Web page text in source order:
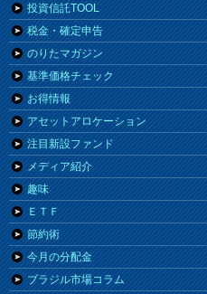
投資信託TOOL
税金・確定申告
のりたマガジン
基準価格チェック
お得情報
アセットアロケーション
注目新設ファンド
メディア紹介
趣味
ＥＴＦ
節約術
今月の分配金
ブラジル市場コラム